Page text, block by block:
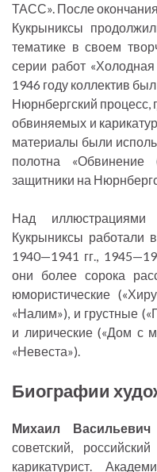
ТАСС». После
Кукрыниксы
тематике в своем
серии работ
1946 году коллектив
Нюрнбергский процесс,
обвиняемых и
материалы были
полотна
защитники на
Над
Кукрыниксы работали
1940—1941 гг.,
они более сорока
юмористические
«Налим»), и грустные
и лирические («Дом с
«Невеста»).
Биографии
Михаил Васильевич
советский,
карикатурист.